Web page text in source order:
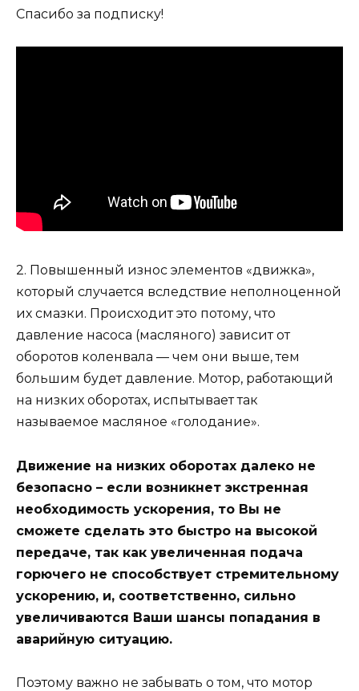
Спасибо за подписку!
2. Повышенный износ элементов «движка»,
который случается вследствие неполноценной
их смазки. Происходит это потому, что
давление насоса (масляного) зависит от
оборотов коленвала — чем они выше, тем
большим будет давление. Мотор, работающий
на низких оборотах, испытывает так
называемое масляное «голодание».
Движение на низких оборотах далеко не
безопасно – если возникнет экстренная
необходимость ускорения, то Вы не
сможете сделать это быстро на высокой
передаче, так как увеличенная подача
горючего не способствует стремительному
ускорению, и, соответственно, сильно
увеличиваются Ваши шансы попадания в
аварийную ситуацию.
Поэтому важно не забывать о том, что мотор